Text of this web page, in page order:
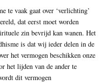
te vaak gaat over ‘verlichting’
dat eerst moet worden
zin bevrijd kan wanen. Het
is dat wij ieder delen in de
het vermogen beschikken onze
het lijden van de ander te
dit vermogen